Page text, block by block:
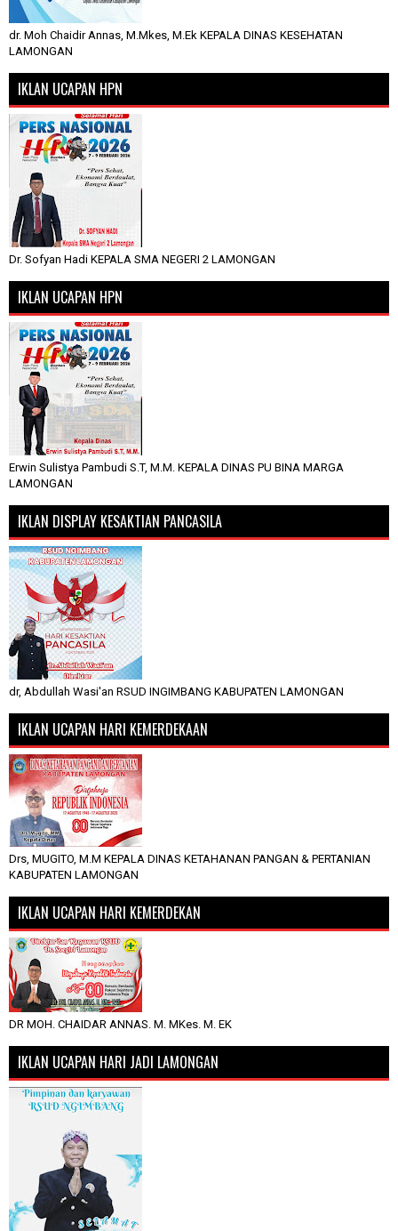
dr. Moh Chaidir Annas, M.Mkes, M.Ek KEPALA DINAS KESEHATAN
LAMONGAN
IKLAN UCAPAN HPN
Dr. Sofyan Hadi KEPALA SMA NEGERI 2 LAMONGAN
IKLAN UCAPAN HPN
Erwin Sulistya Pambudi S.T, M.M. KEPALA DINAS PU BINA MARGA
LAMONGAN
IKLAN DISPLAY KESAKTIAN PANCASILA
dr, Abdullah Wasi'an RSUD INGIMBANG KABUPATEN LAMONGAN
IKLAN UCAPAN HARI KEMERDEKAAN
Drs, MUGITO, M.M KEPALA DINAS KETAHANAN PANGAN & PERTANIAN
KABUPATEN LAMONGAN
IKLAN UCAPAN HARI KEMERDEKAN
DR MOH. CHAIDAR ANNAS. M. MKes. M. EK
IKLAN UCAPAN HARI JADI LAMONGAN